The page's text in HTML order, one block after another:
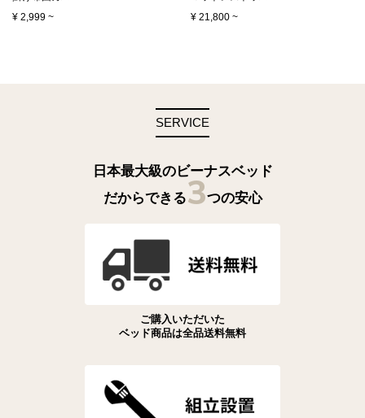
¥ 2,999 ~
¥ 21,800 ~
SERVICE
日本最大級のビーナスベッド
だからできる3つの安心
ご購入いただいた
ベッド商品は全品送料無料